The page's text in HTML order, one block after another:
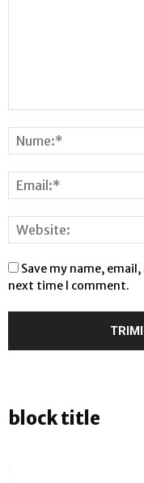
Save my name,
next time I comment.
block title